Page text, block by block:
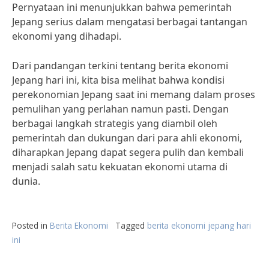
Pernyataan ini menunjukkan bahwa pemerintah
Jepang serius dalam mengatasi berbagai tantangan
ekonomi yang dihadapi.
Dari pandangan terkini tentang berita ekonomi
Jepang hari ini, kita bisa melihat bahwa kondisi
perekonomian Jepang saat ini memang dalam proses
pemulihan yang perlahan namun pasti. Dengan
berbagai langkah strategis yang diambil oleh
pemerintah dan dukungan dari para ahli ekonomi,
diharapkan Jepang dapat segera pulih dan kembali
menjadi salah satu kekuatan ekonomi utama di
dunia.
Posted in Berita Ekonomi Tagged berita ekonomi jepang hari
ini